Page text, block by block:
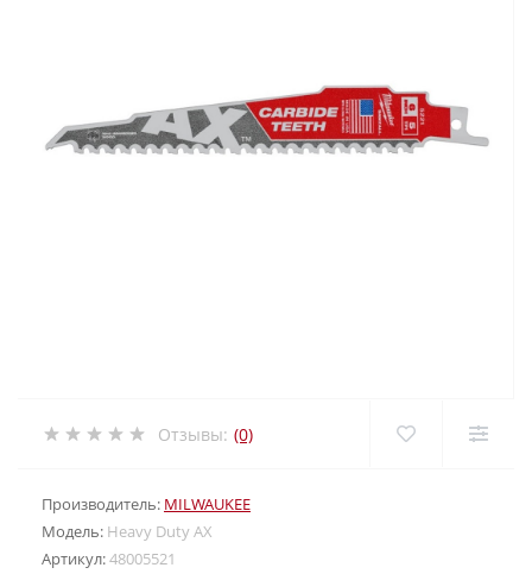
Отзывы: (0)
Производитель: MILWAUKEE
Модель: Heavy Duty AX
Артикул:48005521